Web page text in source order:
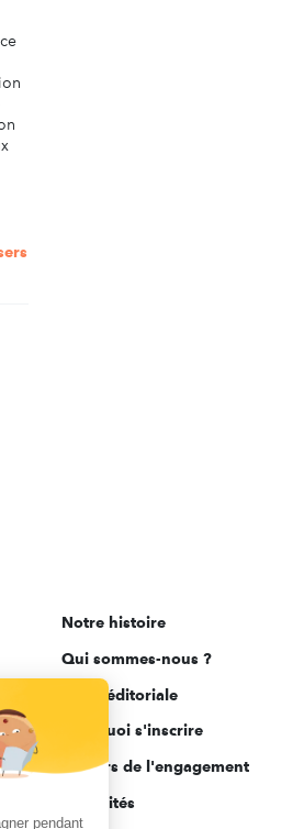
Notre histoire
Qui sommes-nous ?
Ligne éditoriale
Pourquoi s'inscrire
Acteurs de l'engagement
Actualités
pendant